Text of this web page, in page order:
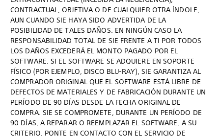
CONTRACTUAL, OBJETIVA O DE CUALQUIER OTRA ÍNDOLE,
AUN CUANDO SIE HAYA SIDO ADVERTIDA DE LA
POSIBILIDAD DE TALES DAÑOS. EN NINGÚN CASO LA
RESPONSABILIDAD TOTAL DE SIE FRENTE A TI POR TODOS
LOS DAÑOS EXCEDERÁ EL MONTO PAGADO POR EL
SOFTWARE. SI EL SOFTWARE SE ADQUIERE EN SOPORTE
FÍSICO (POR EJEMPLO, DISCO BLU-RAY), SIE GARANTIZA AL
COMPRADOR ORIGINAL QUE EL SOFTWARE ESTÁ LIBRE DE
DEFECTOS DE MATERIALES Y DE FABRICACIÓN DURANTE UN
PERÍODO DE 90 DÍAS DESDE LA FECHA ORIGINAL DE
COMPRA. SIE SE COMPROMETE, DURANTE UN PERÍODO DE
90 DÍAS, A REPARAR O REEMPLAZAR EL SOFTWARE, A SU
CRITERIO. PONTE EN CONTACTO CON EL SERVICIO DE